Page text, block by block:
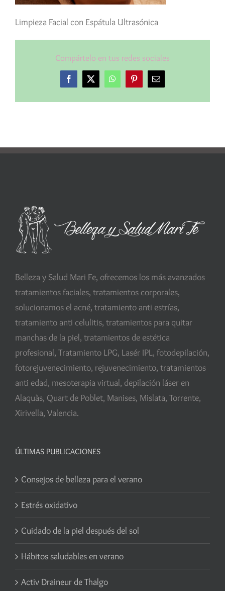
Limpieza Facial con Espátula Ultrasónica
Compártelo en tus redes sociales
Facebook
X WhatsAppPinterestCorreo
Belleza y Salud Mari Fe, ofrecemos los más avanzados
tratamientos faciales, tratamientos corporales,
solucionamos el acné, tratamiento anti estrías,
tratamiento anti celulitis, tratamientos para quitar
manchas de la piel, tratamientos de estética
profesional, Tratamiento LPG, Lasér IPL, fotodepilación,
fotorejuvenecimiento, rejuvenecimiento, tratamientos
anti edad, mesoterapia virtual, depilación láser en
Alaquàs, Quart de Poblet, Manises, Mislata, Torrente,
Xirivella, Valencia.
ÚLTIMAS PUBLICACIONES
Consejos de belleza para el verano
Estrés oxidativo
Cuidado de la piel después del sol
Hábitos saludables en verano
Activ Draineur de Thalgo